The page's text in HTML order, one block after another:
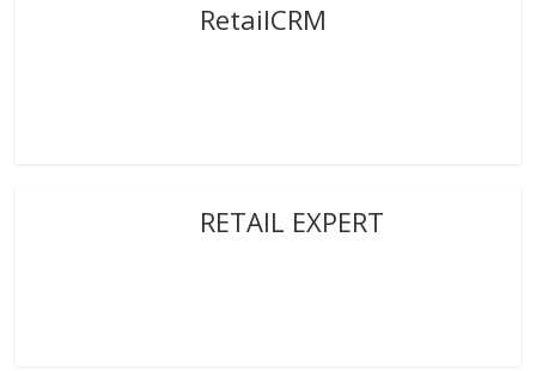
RetailCRM
RETAIL EXPERT